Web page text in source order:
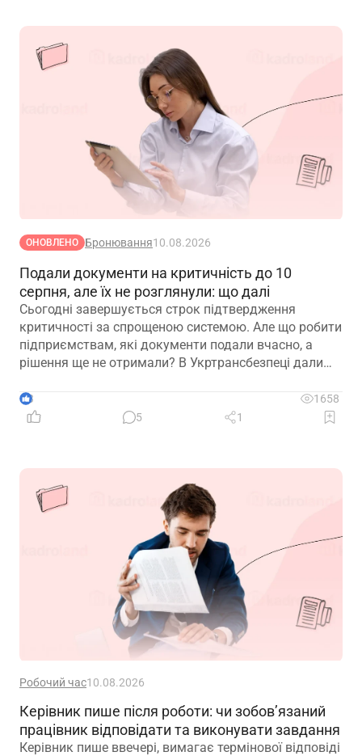
ОНОВЛЕНО Бронювання10.08.2026
Подали документи на критичність до 10
серпня, але їх не розглянули: що далі
Сьогодні завершується строк підтвердження
критичності за спрощеною системою. Але що робити
підприємствам, які документи подали вчасно, а
рішення ще не отримали? В Укртрансбезпеці дали
3
1658
5
1
Робочий час10.08.2026
Керівник пише після роботи: чи зобов’язаний
працівник відповідати та виконувати завдання
Керівник пише ввечері, вимагає термінової відповіді